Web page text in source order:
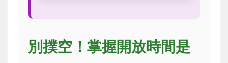
別撲空！掌握開放時間是